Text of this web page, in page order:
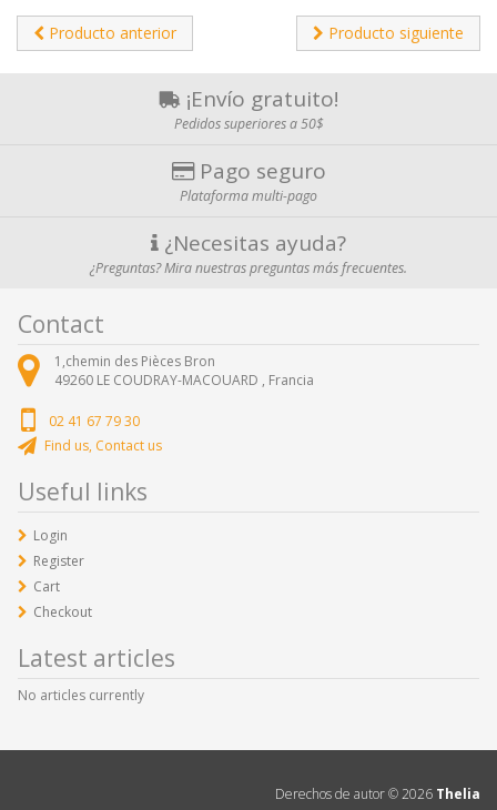
Producto anterior Producto siguiente
¡Envío gratuito!
Pedidos superiores a 50$
Pago seguro
Plataforma multi-pago
¿Necesitas ayuda?
¿Preguntas? Mira nuestras preguntas más frecuentes.
Contact
1,chemin des Pièces Bron
49260 LE COUDRAY-MACOUARD , Francia
02 41 67 79 30
Find us, Contact us
Useful links
Login
Register
Cart
Checkout
Latest articles
No articles currently
Derechos de autor ©2026 Thelia